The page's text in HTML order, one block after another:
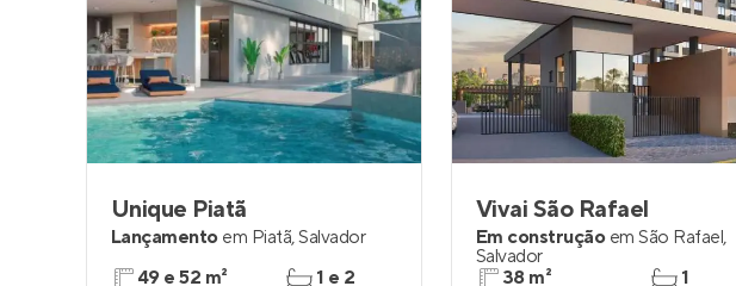
Unique Piatã
Lançamento em Piatã,Salvador
49 e 52 m²
1 e 2
Vivai São Rafael
Em construção em São Rafael,
Salvador
38 m²
1